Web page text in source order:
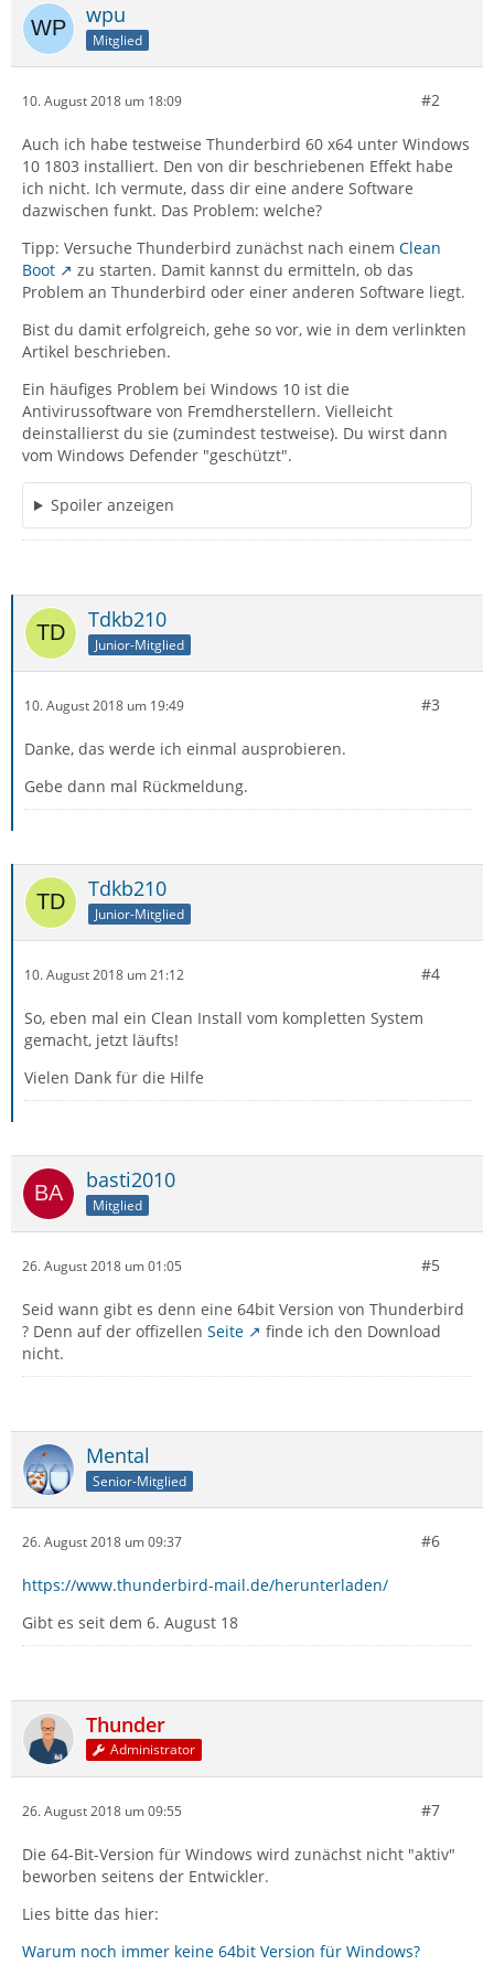
wpu
Mitglied
10. August 2018 um 18:09 #2
Auch ich habe testweise Thunderbird 60 x64 unter Windows
10 1803 installiert. Den von dir beschriebenen Effekt habe
ich nicht. Ich vermute, dass dir eine andere Software
dazwischen funkt. Das Problem: welche?
Tipp: Versuche Thunderbird zunächst nach einem Clean
Boot
zu starten. Damit kannst du ermitteln, ob das
Problem an Thunderbird oder einer anderen Software liegt.
Bist du damit erfolgreich, gehe so vor, wie in dem verlinkten
Artikel beschrieben.
Ein häufiges Problem bei Windows 10 ist die
Antivirussoftware von Fremdherstellern. Vielleicht
deinstallierst du sie (zumindest testweise). Du wirst dann
vom Windows Defender "geschützt".
Spoiler anzeigen
Tdkb210
Junior-Mitglied
10. August 2018 um 19:49 #3
Danke, das werde ich einmal ausprobieren.
Gebe dann mal Rückmeldung.
Tdkb210
Junior-Mitglied
10. August 2018 um 21:12 #4
So, eben mal ein Clean Install vom kompletten System
gemacht, jetzt läufts!
Vielen Dank für die Hilfe
basti2010
Mitglied
26. August 2018 um 01:05 #5
Seid wann gibt es denn eine 64bit Version von Thunderbird
? Denn auf der offizellen Seite
finde ich den Download
nicht.
Mental
Senior-Mitglied
26. August 2018 um 09:37 #6
https://www.thunderbird-mail.de/herunterladen/
Gibt es seit dem 6. August 18
Thunder
Administrator
26. August 2018 um 09:55 #7
Die 64-Bit-Version für Windows wird zunächst nicht "aktiv"
beworben seitens der Entwickler.
Lies bitte das hier:
Warum noch immer keine 64bit Version für Windows?